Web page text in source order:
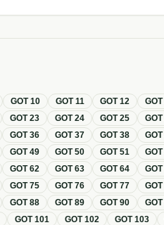
GOT10 GOT11 GOT12 GOT
GOT23 GOT24 GOT25 GOT
GOT36 GOT37 GOT38 GOT
GOT49 GOT50 GOT51 GOT
GOT62 GOT63 GOT64 GOT
GOT75 GOT76 GOT77 GOT
GOT88 GOT89 GOT90 GOT
GOT101 GOT102 GOT103